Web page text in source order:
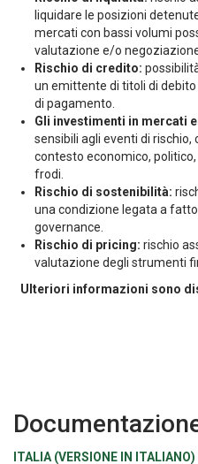
liquidare le posizioni
mercati con bassi volumi
valutazione e/o
Rischio di credito:
un emittente di titoli di
di pagamento.
Gli investimenti in mercati
sensibili agli eventi di rischio,
contesto economico,
frodi.
Rischio di sostenibilità:
una condizione legata a
governance.
Rischio di pricing: rischio
valutazione degli strumenti
Ulteriori informazioni sono
ITALIA (VERSIONE IN ITALIANO)